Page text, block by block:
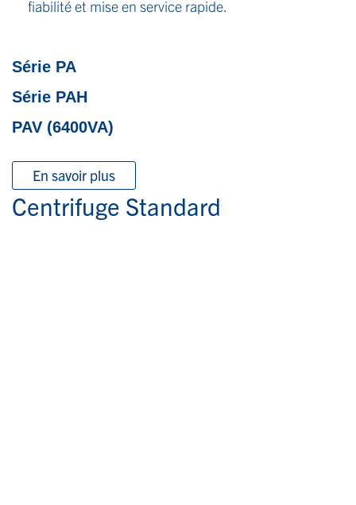
fiabilité et mise en service rapide.
Série PA
Série PAH
PAV (6400VA)
En savoir plus
Centrifuge Standard